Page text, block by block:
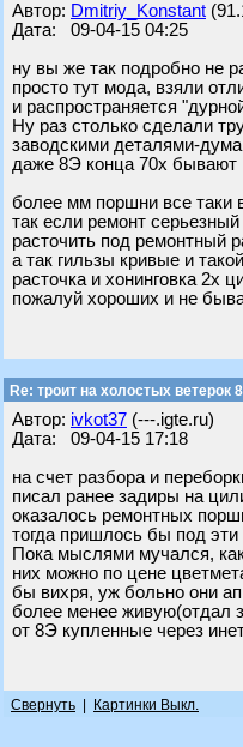
Автор: Dmitriy_Konstant
Дата: 09-04-15 04:25
ну вы же так подробно не
просто тут мода, взяли
и распространяется
Ну раз столько сделали
заводскими деталями-
даже 8Э конца 70х бывают
более мм поршни все таки
так если ремонт
расточить под ремонтный
а так гильзы кривые и
расточка и хонинговка 2х
пожалуй хороших и не
Re: троит на холостых ветерок 8
Автор: ivkot37 (---.igte.ru)
Дата: 09-04-15 17:18
на счет разбора и
писал ранее задиры на
оказалось ремонтных
тогда пришлось бы под
Пока мыслями мучался,
них можно по цене
бы вихря, уж больно они
более менее живую(отдал
от 8Э купленные через
Свернуть Картинки Выкл.